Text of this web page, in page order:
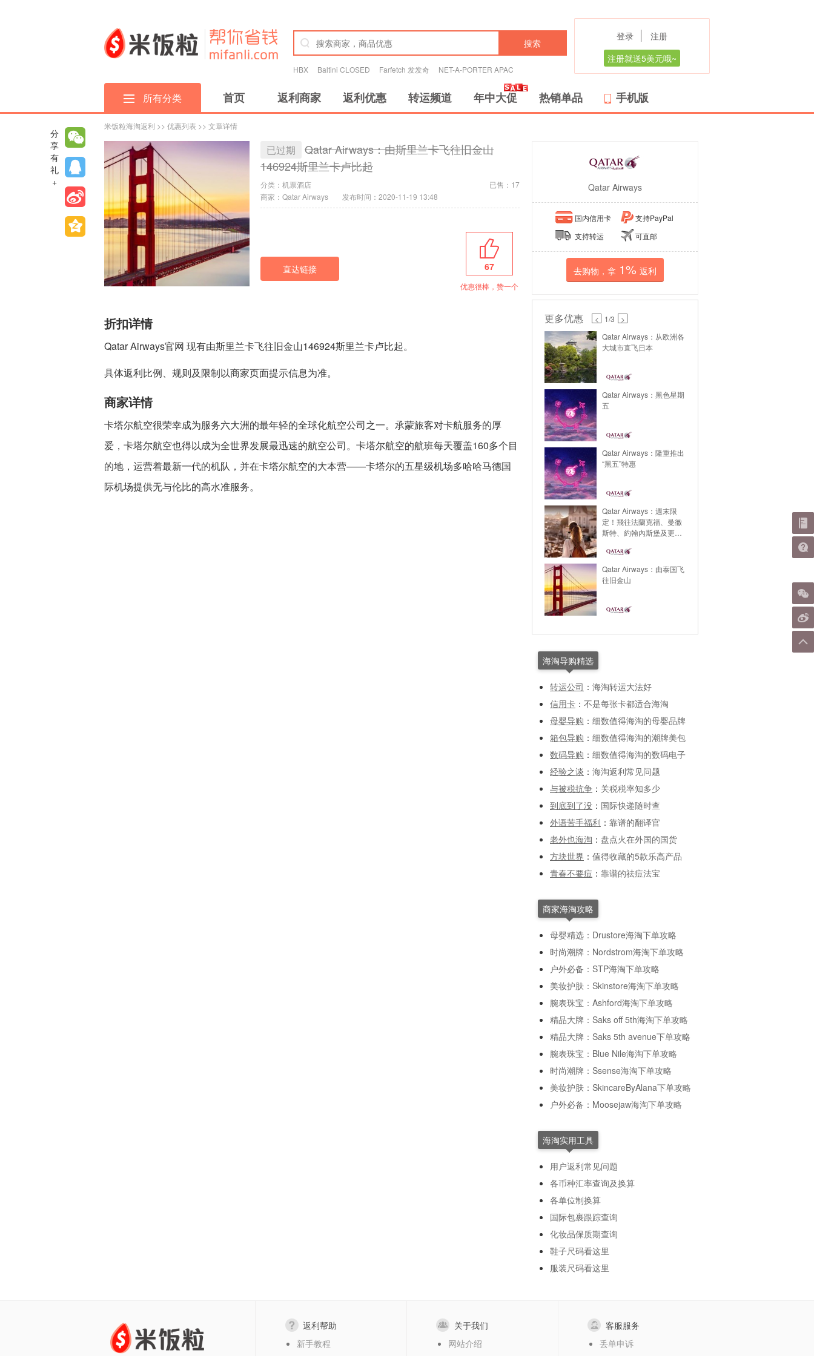
搜索
HBX Baltini CLOSED Farfetch 发发奇 NET-A-PORTER APAC
登录
注册
注册就送5美元哦~
所有分类 首页 返利商家 返利优惠 转运频道 年中大促 热销单品 手机版
米饭粒海淘返利 >> 优惠列表 >> 文章详情
已过期
Qatar Airways：由斯里兰卡飞往旧金山
146924斯里兰卡卢比起
分类： 机票酒店
已售：17
商家：Qatar Airways
发布时间：2020-11-19 13:48
直达链接 67
优惠很棒，赞一个
折扣详情
Qatar Airways官网 现有由斯里兰卡飞往旧金山146924斯里兰卡卢比起。
具体返利比例、规则及限制以商家页面提示信息为准。
商家详情
卡塔尔航空很荣幸成为服务六大洲的最年轻的全球化航空公司之一。承蒙旅客对卡航服务的厚
爱，卡塔尔航空也得以成为全世界发展最迅速的航空公司。卡塔尔航空的航班每天覆盖160多个目
的地，运营着最新一代的机队，并在卡塔尔航空的大本营——卡塔尔的五星级机场多哈哈马德国
际机场提供无与伦比的高水准服务。
Qatar Airways
国内信用卡
支持PayPal
支持转运
可直邮
去购物，拿 1% 返利
更多优惠 < 1/3
>
Qatar Airways：从欧洲各
大城市直飞日本
Qatar Airways：黑色星期
五
Qatar Airways：隆重推出
“黑五”特惠
Qatar Airways：週末限
定！飛往法蘭克福、曼徹
斯特、約翰內斯堡及更多
Qatar Airways：由泰国飞
往旧金山
海淘导购精选
转运公司 ： 海淘转运大法好
信用卡 ： 不是每张卡都适合海淘
母婴导购 ： 细数值得海淘的母婴品牌
箱包导购 ： 细数值得海淘的潮牌美包
数码导购 ： 细数值得海淘的数码电子
经验之谈 ： 海淘返利常见问题
与被税抗争 ： 关税税率知多少
到底到了没 ： 国际快递随时查
外语苦手福利 ： 靠谱的翻译官
老外也海淘 ： 盘点火在外国的国货
方块世界 ： 值得收藏的5款乐高产品
青春不要痘 ： 靠谱的祛痘法宝
商家海淘攻略
母婴精选：Drustore海淘下单攻略
时尚潮牌：Nordstrom海淘下单攻略
户外必备：STP海淘下单攻略
美妆护肤：Skinstore海淘下单攻略
腕表珠宝：Ashford海淘下单攻略
精品大牌：Saks off 5th海淘下单攻略
精品大牌：Saks 5th avenue下单攻略
腕表珠宝：Blue Nile海淘下单攻略
时尚潮牌：Ssense海淘下单攻略
美妆护肤：SkincareByAlana下单攻略
户外必备：Moosejaw海淘下单攻略
海淘实用工具
用户返利常见问题
各币种汇率查询及换算
各单位制换算
国际包裹跟踪查询
化妆品保质期查询
鞋子尺码看这里
服装尺码看这里
分
享
有
礼
+
返利帮助
新手教程
关于我们
网站介绍
客服服务
丢单申诉